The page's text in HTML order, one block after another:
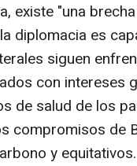
existe "una
diplomacia es
siguen
con intereses
de salud de los
compromisos de
y equitativos.